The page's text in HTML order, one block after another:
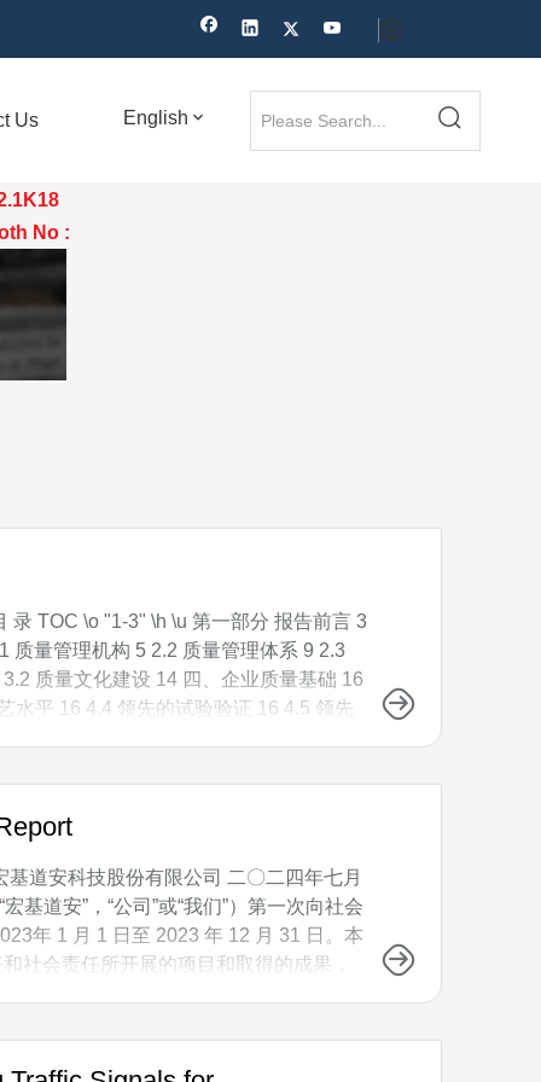
Us English
No :
录 TOC \o "1-3" \h \u 第一部分 报告前言 3
质量管理机构 5 2.2 质量管理体系 9 2.3
质量文化建设 14 四、企业质量基础 16
水平 16 4.4 领先的试验验证 16 4.5 领先
道安科技股份有限公司 二〇二四年七月
道安”，“公司”或“我们”）第一次向社会
年 1 月 1 日至 2023 年 12 月 31 日。本
社会责任所开展的项目和取得的成果，